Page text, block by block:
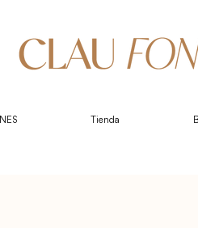
Tienda